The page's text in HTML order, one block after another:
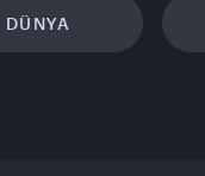
DÜNYA